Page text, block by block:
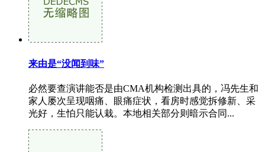
来由是“没闻到味”
必然要查演讲能否是由CMA机构检测出具的，冯先生和
家人屡次呈现咽痛、眼痛症状，看房时感觉拆修新、采
光好，生怕只能认栽。本地相关部分则暗示合同...